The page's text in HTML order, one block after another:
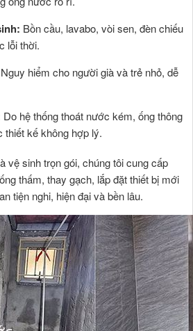
Bồn cầu, lavabo, vòi sen, đèn chiếu
lỗi thời.
Nguy hiểm cho người già và trẻ nhỏ, dễ
Do hệ thống thoát nước kém, ống thông
thiết kế không hợp lý.
vệ sinh trọn gói, chúng tôi cung cấp
thấm, thay gạch, lắp đặt thiết bị mới
tiện nghi, hiện đại và bền lâu.